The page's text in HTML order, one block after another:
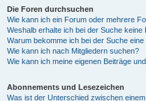
Die Foren durchsuchen
Wie kann ich ein Forum oder mehrere
Weshalb erhalte ich bei der Suche keine
Warum bekomme ich bei der Suche eine
Wie kann ich nach Mitgliedern suchen?
Wie kann ich meine eigenen Beiträge
Abonnements und Lesezeichen
Was ist der Unterschied zwischen